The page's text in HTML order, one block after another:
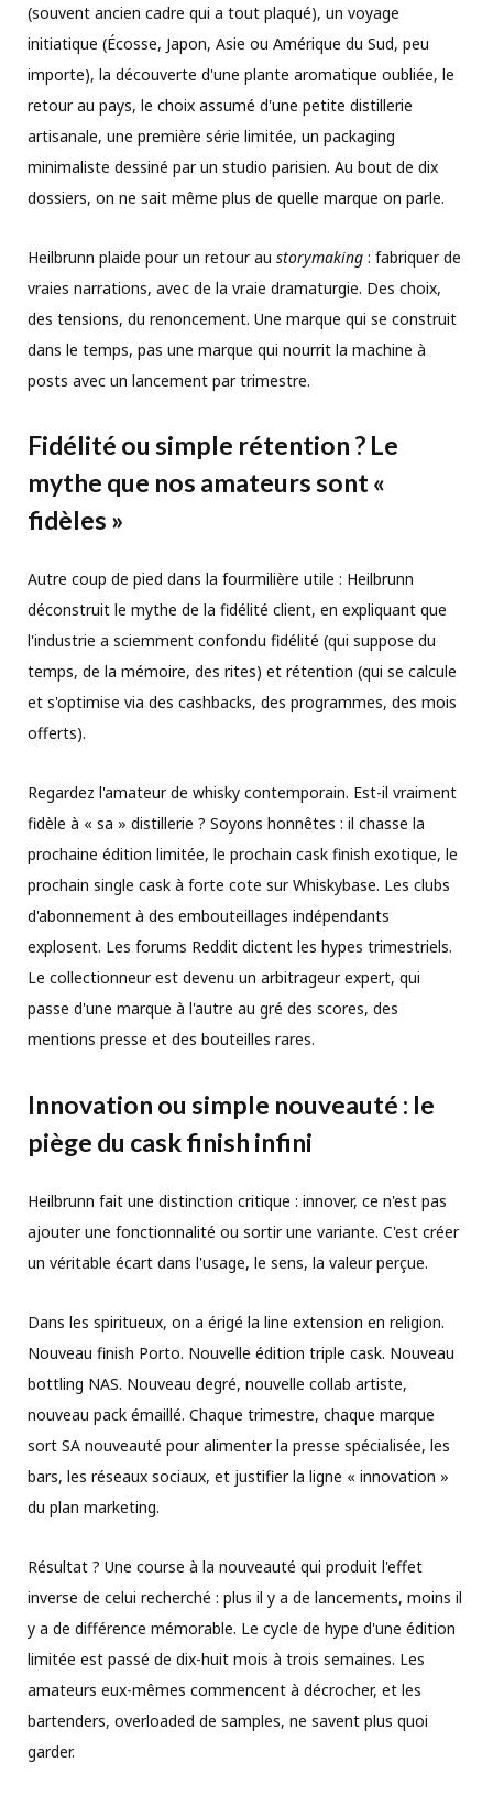
(souvent ancien cadre qui a tout plaqué), un voyage
initiatique (Écosse, Japon, Asie ou Amérique du Sud, peu
importe), la découverte d'une plante aromatique oubliée, le
retour au pays, le choix assumé d'une petite distillerie
artisanale, une première série limitée, un packaging
minimaliste dessiné par un studio parisien. Au bout de dix
dossiers, on ne sait même plus de quelle marque on parle.
Heilbrunn plaide pour un retour au storymaking : fabriquer de
vraies narrations, avec de la vraie dramaturgie. Des choix,
des tensions, du renoncement. Une marque qui se construit
dans le temps, pas une marque qui nourrit la machine à
posts avec un lancement par trimestre.
Fidélité ou simple rétention ? Le
mythe que nos amateurs sont «
fidèles »
Autre coup de pied dans la fourmilière utile : Heilbrunn
déconstruit le mythe de la fidélité client, en expliquant que
l'industrie a sciemment confondu fidélité (qui suppose du
temps, de la mémoire, des rites) et rétention (qui se calcule
et s'optimise via des cashbacks, des programmes, des mois
offerts).
Regardez l'amateur de whisky contemporain. Est-il vraiment
fidèle à « sa » distillerie ? Soyons honnêtes : il chasse la
prochaine édition limitée, le prochain cask finish exotique, le
prochain single cask à forte cote sur Whiskybase. Les clubs
d'abonnement à des embouteillages indépendants
explosent. Les forums Reddit dictent les hypes trimestriels.
Le collectionneur est devenu un arbitrageur expert, qui
passe d'une marque à l'autre au gré des scores, des
mentions presse et des bouteilles rares.
Innovation ou simple nouveauté : le
piège du cask finish infini
Heilbrunn fait une distinction critique : innover, ce n'est pas
ajouter une fonctionnalité ou sortir une variante. C'est créer
un véritable écart dans l'usage, le sens, la valeur perçue.
Dans les spiritueux, on a érigé la line extension en religion.
Nouveau finish Porto. Nouvelle édition triple cask. Nouveau
bottling NAS. Nouveau degré, nouvelle collab artiste,
nouveau pack émaillé. Chaque trimestre, chaque marque
sort SA nouveauté pour alimenter la presse spécialisée, les
bars, les réseaux sociaux, et justifier la ligne « innovation »
du plan marketing.
Résultat ? Une course à la nouveauté qui produit l'effet
inverse de celui recherché : plus il y a de lancements, moins il
y a de différence mémorable. Le cycle de hype d'une édition
limitée est passé de dix-huit mois à trois semaines. Les
amateurs eux-mêmes commencent à décrocher, et les
bartenders, overloaded de samples, ne savent plus quoi
garder.